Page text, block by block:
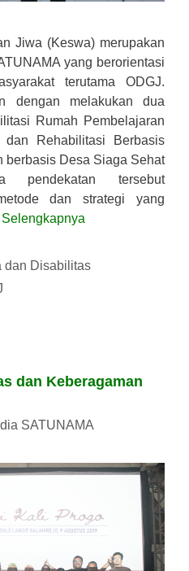
Jiwa (Keswa) merupakan
yang berorientasi
terutama ODGJ.
dengan melakukan dua
Rumah Pembelajaran
Rehabilitasi Berbasis
berbasis Desa Siaga Sehat
pendekatan tersebut
dan strategi yang
Selengkapnya
dan Disabilitas
dan Keberagaman
SATUNAMA